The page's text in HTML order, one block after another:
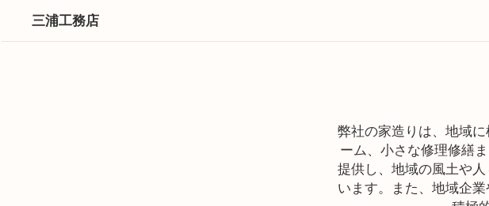
三浦工務店
弊社の家造りは、地域
ーム、小さな修理修繕
提供し、地域の風土や
います。また、地域企